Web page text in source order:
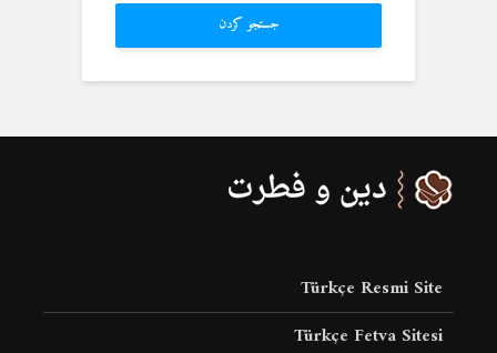
جستجو کردن
Türkçe Resmi Site
Türkçe Fetva Sitesi